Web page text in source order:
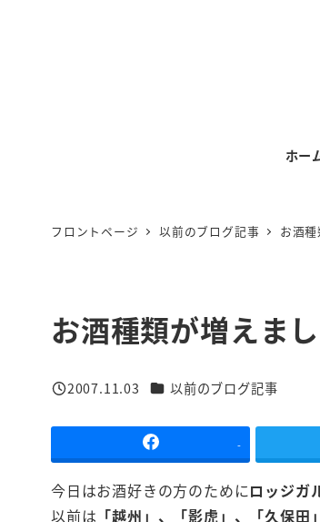
ホー
フロントページ 以前のブログ記事 お酒
お酒種類が増えま
投稿日
2007.11.03 カテゴリー
以前のブログ記事
-
今日はお酒好きの方のためにロッジガ
以前は 「越州」、「影虎」、「久保田」